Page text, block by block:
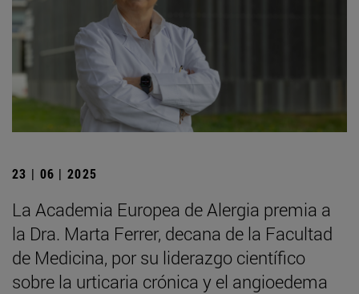
23 | 06 | 2025
La Academia Europea de Alergia premia a
la Dra. Marta Ferrer, decana de la Facultad
de Medicina, por su liderazgo científico
sobre la urticaria crónica y el angioedema